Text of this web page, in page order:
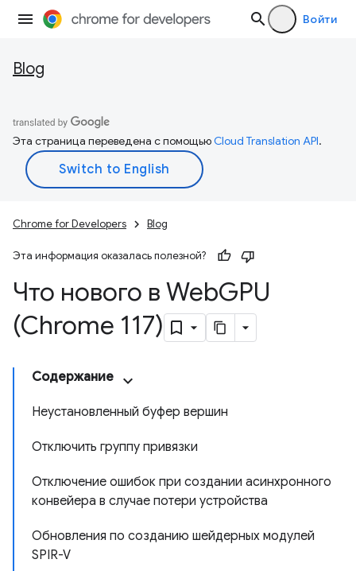
Войти
Blog
Эта страница переведена с помощьюCloud Translation API.
Chrome for Developers Blog
Эта информация оказалась полезной?
Что нового в WebGPU
(Chrome 117)
Содержание
Неустановленный буфер вершин
Отключить группу привязки
Отключение ошибок при создании асинхронного
конвейера в случае потери устройства
Обновления по созданию шейдерных модулей
SPIR-V